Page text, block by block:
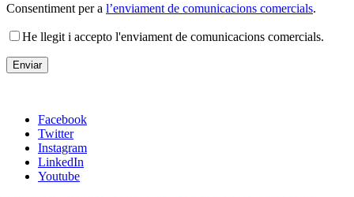
Consentiment per a l’enviament de comunicacions comercials.
He llegit i accepto l'enviament de comunicacions comercials.
Facebook
Twitter
Instagram
LinkedIn
Youtube